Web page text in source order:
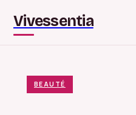
Vivessentia
BEAUTÉ